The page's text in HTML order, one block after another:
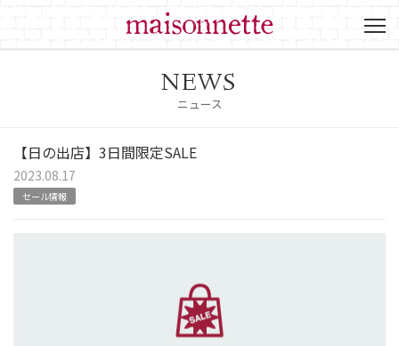
NEWS
ニュース
【日の出店】3日間限定SALE
2023.08.17
セール情報